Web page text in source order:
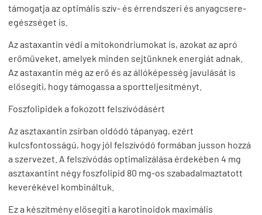
támogatja az optimális szív- és érrendszeri és anyagcsere-
egészséget is.
Az astaxantin védi a mitokondriumokat is, azokat az apró
erőműveket, amelyek minden sejtünknek energiát adnak.
Az astaxantin még az erő és az állóképesség javulását is
elősegíti, hogy támogassa a sportteljesítményt.
Foszfolipidek a fokozott felszívódásért
Az asztaxantin zsírban oldódó tápanyag, ezért
kulcsfontosságú, hogy jól felszívódó formában jusson hozzá
a szervezet. A felszívódás optimalizálása érdekében 4 mg
asztaxantint négy foszfolipid 80 mg-os szabadalmaztatott
keverékével kombináltuk.
Ez a készítmény elősegíti a karotinoidok maximális